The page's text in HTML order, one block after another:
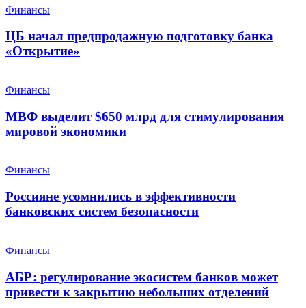
Финансы
ЦБ начал предпродажную подготовку банка
«Открытие»
Финансы
МВФ выделит $650 млрд для стимулирования
мировой экономики
Финансы
Россияне усомнились в эффективности
банковских систем безопасности
Финансы
АБР: регулирование экосистем банков может
привести к закрытию небольших отделений